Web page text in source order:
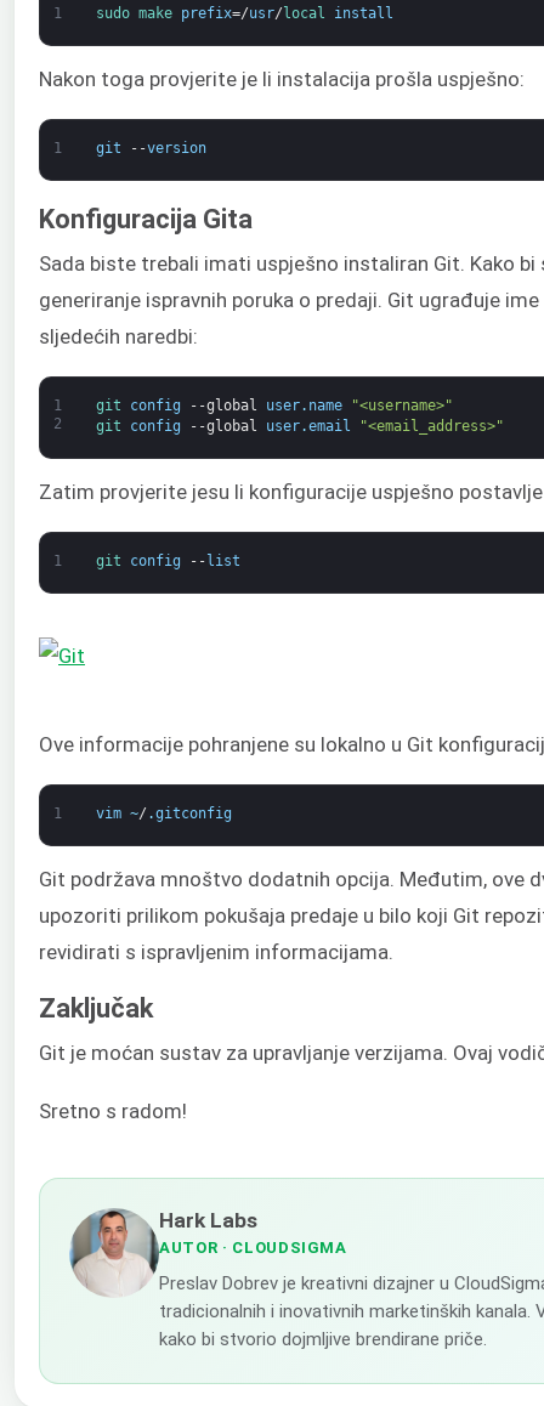
1 sudo make prefix=/usr/ local install
Nakon toga provjerite je li instalacija prošla uspješno:
1 git --version
Konfiguracija Gita
Sada biste trebali imati uspješno instaliran Git. Kako
generiranje ispravnih poruka o predaji. Git ugrađuje
sljedećih naredbi:
1
2
git config --global user. name
"<username>"
git
config --global user.email "<email_address>"
Zatim provjerite jesu li konfiguracije uspješno
1 git config -- list
Ove informacije pohranjene su lokalno u Git
1 vim ~/ .gitconfig
Git podržava mnoštvo dodatnih opcija. Međutim, ove
upozoriti prilikom pokušaja predaje u bilo koji Git
revidirati s ispravljenim informacijama.
Zaključak
Git je moćan sustav za upravljanje verzijama. Ovaj
Sretno s radom!
Hark Labs
AUTOR · CLOUDSIGMA
Preslav Dobrev je kreativni dizajner u
tradicionalnih i inovativnih marketinških
kako bi stvorio dojmljive brendirane priče.